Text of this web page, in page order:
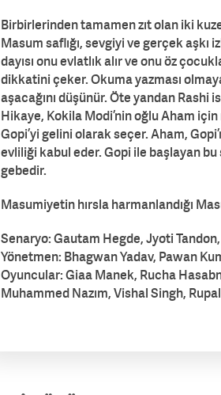
Birbirlerinden tamamen zıt olan iki
Masum saflığı, sevgiyi ve gerçek
dayısı onu evlatlık alır ve onu öz
dikkatini çeker. Okuma yazması
aşacağını düşünür. Öte yandan Rashi
Hikaye, Kokila Modi’nin oğlu Aham
Gopi’yi gelini olarak seçer. Aham,
evliliği kabul eder. Gopi ile başlayan
gebedir.
Masumiyetin hırsla harmanlandığı
Senaryo: Gautam Hegde, Jyoti
Yönetmen: Bhagwan Yadav, Pawan
Oyuncular: Giaa Manek, Rucha
Muhammed Nazım, Vishal Singh,